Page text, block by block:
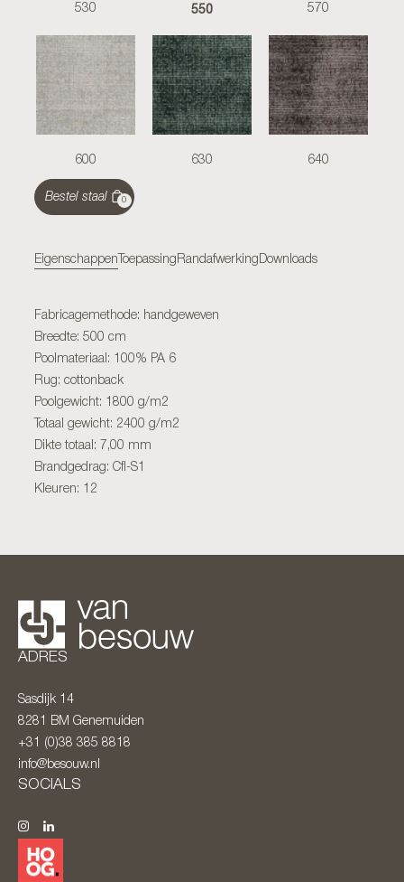
530 550 570
600 630 640
Bestel staal 0
Eigenschappen Toepassing Randafwerking Downloads
Fabricagemethode: handgeweven
Breedte: 500 cm
Poolmateriaal: 100% PA 6
Rug: cottonback
Poolgewicht: 1800 g/m2
Totaal gewicht: 2400 g/m2
Dikte totaal: 7,00 mm
Brandgedrag: Cfl-S1
Kleuren: 12
ADRES
Sasdijk 14
8281 BM Genemuiden
+31 (0)38 385 8818
info@besouw.nl
SOCIALS